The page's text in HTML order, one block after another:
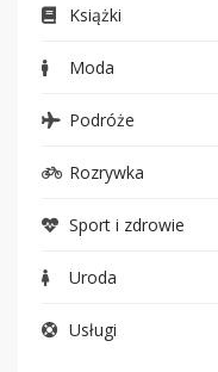
Książki
Moda
Podróże
Rozrywka
Sport i zdrowie
Uroda
Usługi